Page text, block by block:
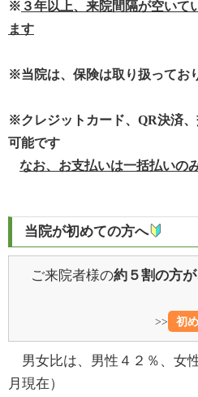
※ ３年以上、来院間隔が空いて
ます
※当院は、保険は取り扱ってお
※クレジットカード、QR決済
可能です
なお、お支払いは一括払いの
当院が初めての方へ
ご来院者様の約５割の方が
>> 初
男女比は、男性４２％、女
月現在）